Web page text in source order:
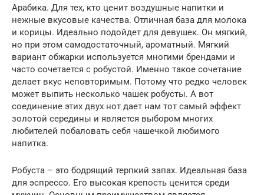
Арабика. Для тех, кто ценит воздушные напитки и
нежные вкусовые качества. Отличная база для молока
и корицы. Идеально подойдет для девушек. Он мягкий,
но при этом самодостаточный, ароматный. Мягкий
вариант обжарки используется многими брендами и
часто сочетается с робустой. Именно такое сочетание
делает вкус неповторимым. Потому что редко человек
может выпить несколько чашек робусты. А вот
соединение этих двух нот дает нам тот самый эффект
золотой середины и является выбором многих
любителей побаловать себя чашечкой любимого
напитка.
Робуста – это бодрящий терпкий запах. Идеальная база
для эспрессо. Его высокая крепость ценится среди